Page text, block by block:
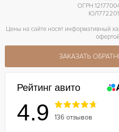
ОГРН
Цены на сайте носят информативный
ЗАКАЗАТЬ
Рейтинг авито
4.9 136 отзывов